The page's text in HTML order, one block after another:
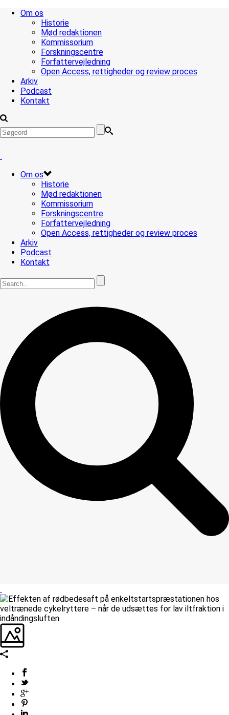
Om os
Historie
Mød redaktionen
Kommissorium
Forskningscentre
Forfattervejledning
Open Access, rettigheder og review proces
Arkiv
Podcast
Kontakt
Om os
Historie
Mød redaktionen
Kommissorium
Forskningscentre
Forfattervejledning
Open Access, rettigheder og review proces
Arkiv
Podcast
Kontakt